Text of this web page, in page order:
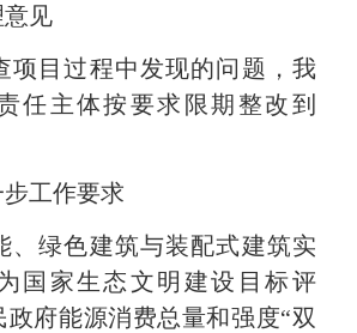
见
项目过程中发现的问题，我
任主体按要求限期整改到
工作要求
、绿色建筑与装配式建筑实
国家生态文明建设目标评
府能源消费总量和强度“双